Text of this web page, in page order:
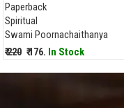
Paperback
Spiritual
Swami Poornachaithanya
₹ 220 ₹ 176. In Stock